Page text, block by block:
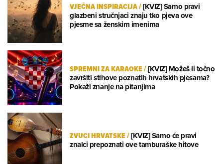
VJEČNA INSPIRACIJA/[KVIZ] Samo pravi
glazbeni stručnjaci znaju tko pjeva ove
pjesme sa ženskim imenima
SPREMNI ZA KARAOKE/[KVIZ] Možeš li točno
završiti stihove poznatih hrvatskih pjesama?
Pokaži znanje na pitanjima
ZVUCI HRVATSKE/[KVIZ] Samo će pravi
znalci prepoznati ove tamburaške hitove